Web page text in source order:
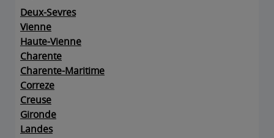
Deux-Sevres
Vienne
Haute-Vienne
Charente
Charente-Maritime
Correze
Creuse
Gironde
Landes